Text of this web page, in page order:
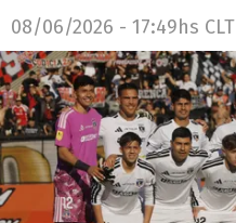
08/06/2026 - 17:49hs CLT